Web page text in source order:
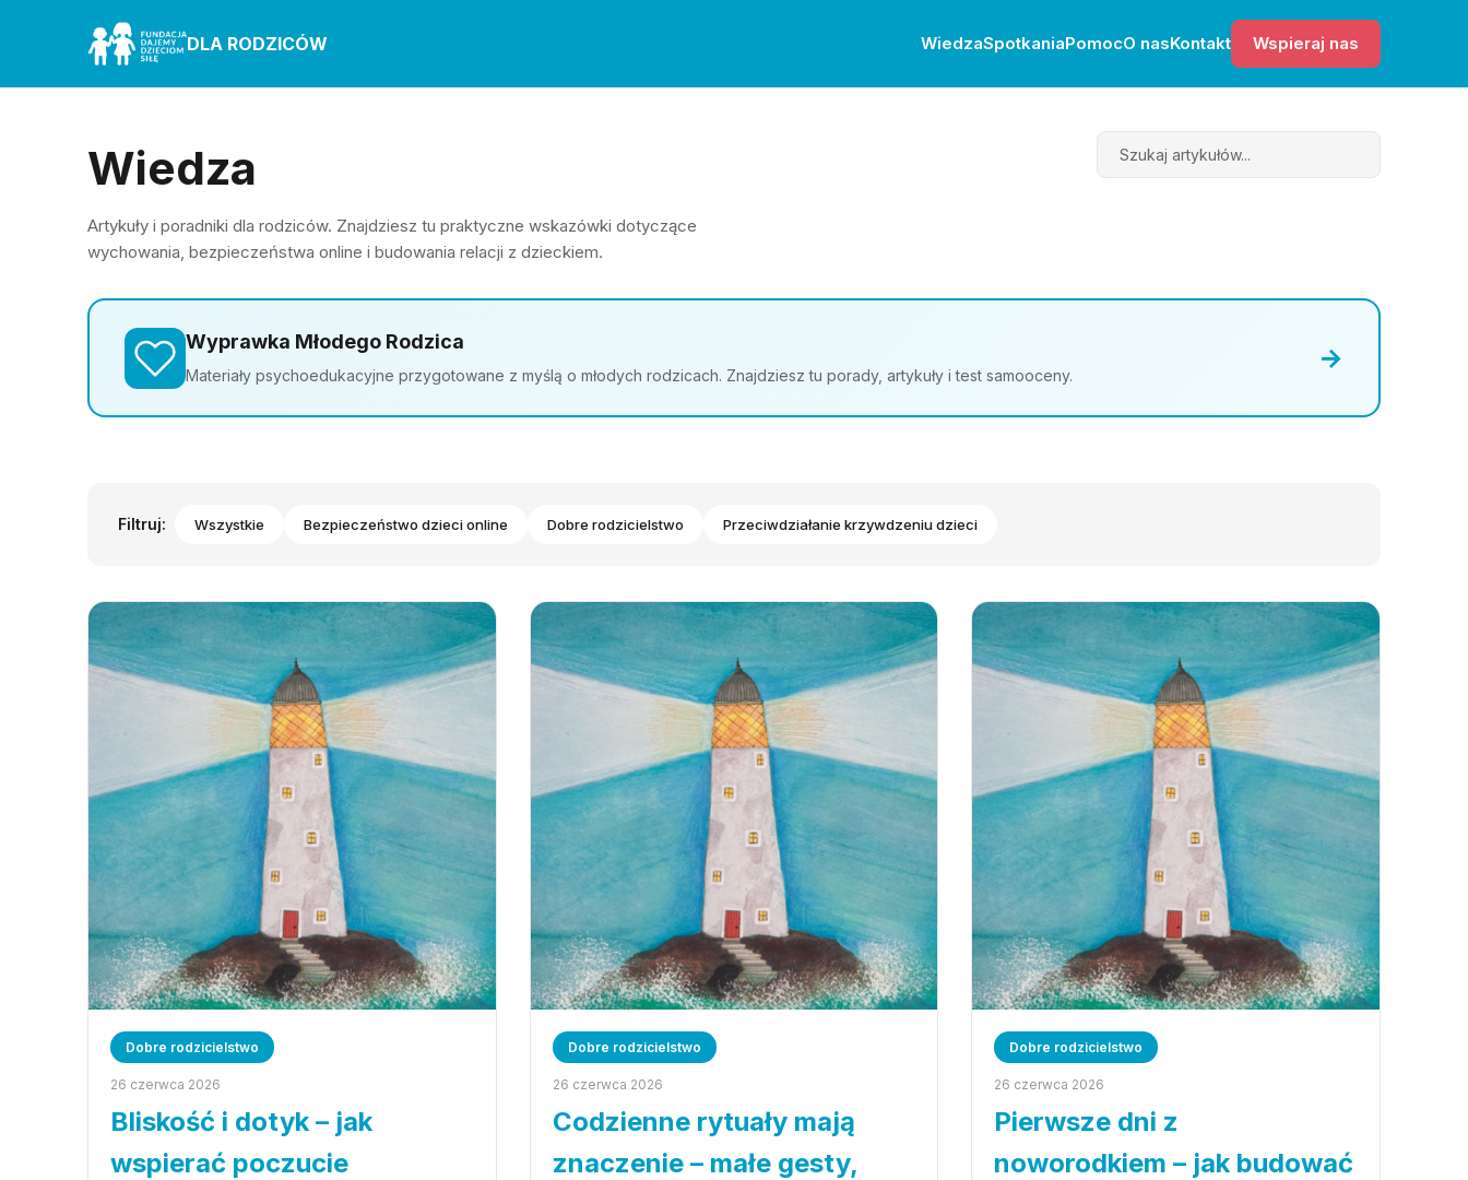
DLA RODZICÓW WiedzaSpotkaniaPomocO nasKontakt Wspieraj nas
Wiedza
Artykuły i poradniki dla rodziców. Znajdziesz tu praktyczne wskazówki dotyczące
wychowania, bezpieczeństwa online i budowania relacji z dzieckiem.
Search
Wyprawka Młodego Rodzica
Materiały psychoedukacyjne przygotowane z myślą o młodych rodzicach. Znajdziesz tu porady, artykuły i test samooceny.
→
Filtruj: Wszystkie Bezpieczeństwo dzieci online Dobre rodzicielstwo Przeciwdziałanie krzywdzeniu dzieci
Dobre rodzicielstwo
26 czerwca 2026
Bliskość i dotyk – jak
wspierać poczucie
Dobre rodzicielstwo
26 czerwca 2026
Codzienne rytuały mają
znaczenie – małe gesty,
Dobre rodzicielstwo
26 czerwca 2026
Pierwsze dni z
noworodkiem – jak budować